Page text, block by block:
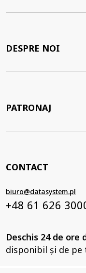
DESPRE NOI
PATRONAJ
CONTACT
biuro@datasystem.pl
+48 61 626
Deschis 24 de ore
disponibil și de pe